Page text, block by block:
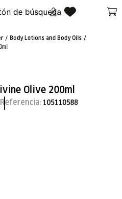
Body Lotions and Body Oils
Olive 200ml
Referencia: 105110588